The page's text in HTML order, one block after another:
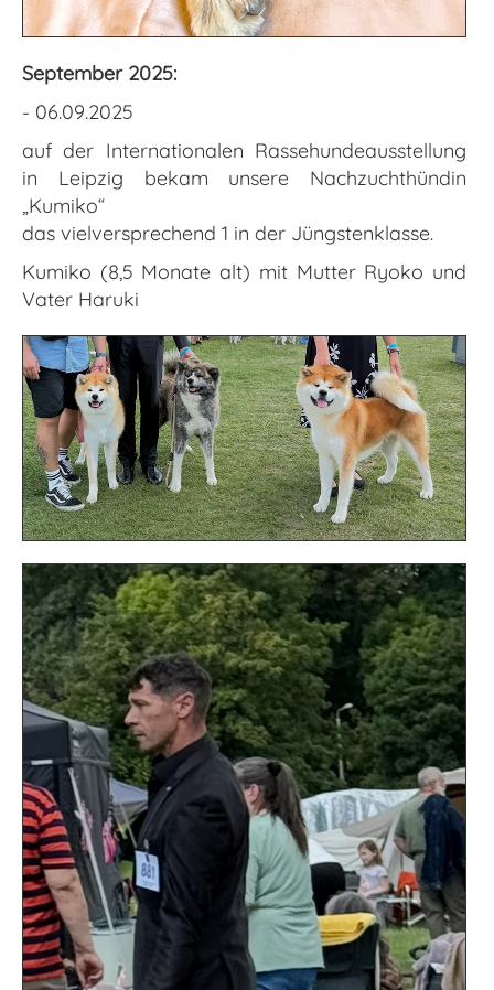
September 2025:
- 06.09.2025
auf der Internationalen Rassehundeausstellung
in Leipzig bekam unsere Nachzuchthündin
„Kumiko“
das vielversprechend 1 in der Jüngstenklasse.
Kumiko (8,5 Monate alt) mit Mutter Ryoko und
Vater Haruki